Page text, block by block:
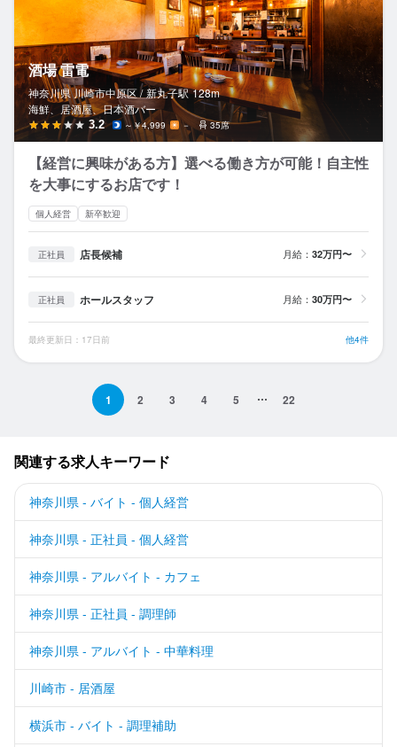
酒場 雷電
神奈川県 川崎市中原区 / 新丸子駅 128m
海鮮、居酒屋、日本酒バー
3.2 ～￥4,999 － 35席
【経営に興味がある方】選べる働き方が可能！自主性
を大事にするお店です！
個人経営 新卒歓迎
正社員 店長候補 月給： 32万円〜
正社員 ホールスタッフ 月給： 30万円〜
最終更新日：17日前 他4件
1 2 3 4 5 22
関連する求人キーワード
神奈川県 - バイト - 個人経営
神奈川県 - 正社員 - 個人経営
神奈川県 - アルバイト - カフェ
神奈川県 - 正社員 - 調理師
神奈川県 - アルバイト - 中華料理
川崎市 - 居酒屋
横浜市 - バイト - 調理補助